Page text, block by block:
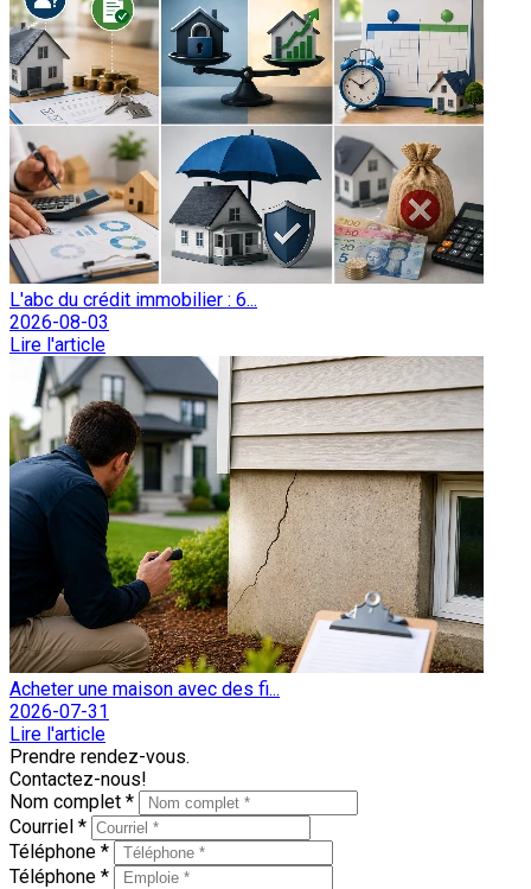
L'abc du crédit immobilier : 6...
2026-08-03
Lire l'article
Acheter une maison avec des fi...
2026-07-31
Lire l'article
Prendre rendez-vous.
Contactez-nous!
Nom complet *
Courriel *
Téléphone *
Téléphone *